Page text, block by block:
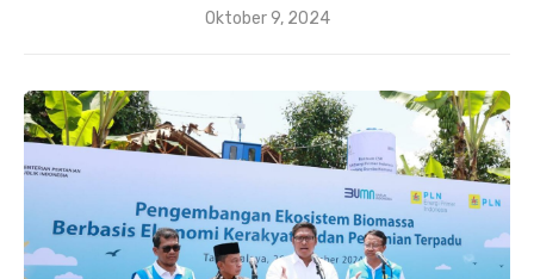
Posted
Oktober 9, 2024